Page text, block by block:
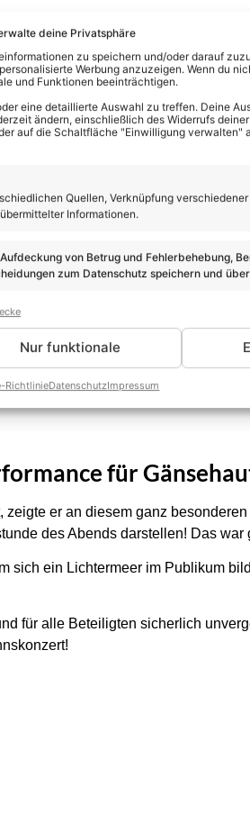
deine Privatsphäre
zu speichern und/oder darauf
Werbung anzuzeigen. Wenn du
und Funktionen beeinträchtigen.
eine detaillierte Auswahl zu treffen. Deine
ändern, einschließlich des Widerrufs
auf die Schaltfläche "Einwilligung verwalten"
Quellen, Verknüpfung verschiedener
Informationen.
von Betrug und Fehlerbehebung,
zum Datenschutz speichern und
Nur funktionale
RichtlinieDatenschutzImpressum
Rapper Sido vor. „Kann man das
cool: „Wollen wir das trotzdem
einiges draufhat! Unerwartet war
machte Vincent mit seiner Band eine
ein!
sich auch bei „Rum“ zeigte…
sah!
für
er an diesem ganz
des Abends darstellen! Das
sich ein Lichtermeer im Publikum
für alle Beteiligten sicherlich